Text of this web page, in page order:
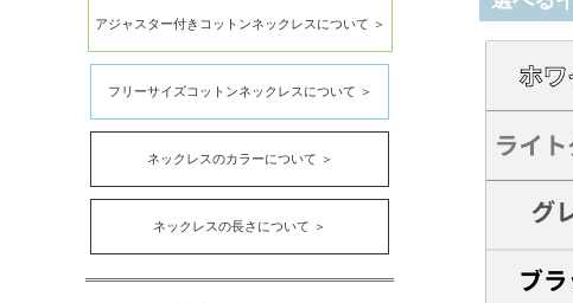
アジャスター付きコットンネックレスについて ＞
フリーサイズコットンネックレスについて ＞
ネックレスのカラーについて ＞
ネックレスの長さについて ＞